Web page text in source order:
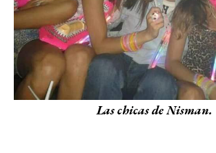
Las chicas de Nisman.